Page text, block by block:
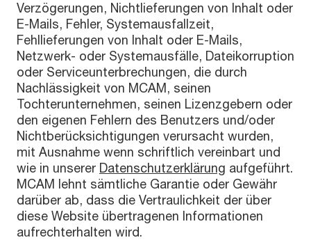
Verzögerungen, Nichtlieferungen von Inhalt oder
E-Mails, Fehler, Systemausfallzeit,
Fehllieferungen von Inhalt oder E-Mails,
Netzwerk- oder Systemausfälle, Dateikorruption
oder Serviceunterbrechungen, die durch
Nachlässigkeit von MCAM, seinen
Tochterunternehmen, seinen Lizenzgebern oder
den eigenen Fehlern des Benutzers und/oder
Nichtberücksichtigungen verursacht wurden,
mit Ausnahme wenn schriftlich vereinbart und
wie in unserer Datenschutzerklärung aufgeführt.
MCAM lehnt sämtliche Garantie oder Gewähr
darüber ab, dass die Vertraulichkeit der über
diese Website übertragenen Informationen
aufrechterhalten wird.